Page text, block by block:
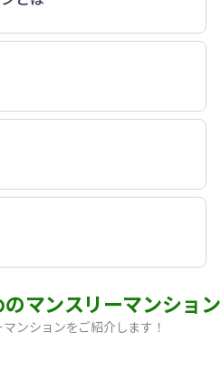
マンスリーマンション
ンションをご紹介します！